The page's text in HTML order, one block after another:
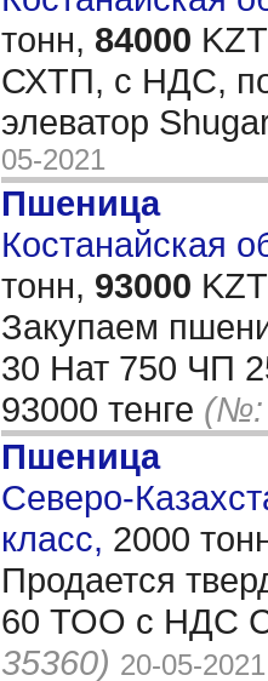
тонн, 84000
СХТП, с НДС, по
элеватор
05-2021
Пшеница
Костанайская
тонн, 93000
Закупаем
30 Нат 750 ЧП
93000 тенге (№:
Пшеница
Северо-
класс, 2000
Продается
60 ТОО с НДС
35360) 20-05-2021